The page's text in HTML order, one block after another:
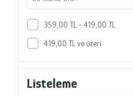
359,00 TL - 419,00 TL
419,00 TL ve üzeri
Listeleme